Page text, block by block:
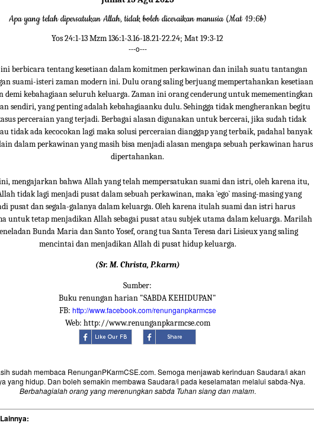
Apa yang telah dipersatukan Allah, tidak boleh diceraikan manusia (Mat 19:6b)
Yos 24:1-13 Mzm 136:1-3.16-18.21-22.24; Mat 19:3-12
---o---
berbicara tentang kesetiaan dalam komitmen perkawinan dan inilah suatu tantangan
suami-isteri zaman modern ini. Dulu orang saling berjuang mempertahankan kesetiaan
demi kebahagiaan seluruh keluarga. Zaman ini orang cenderung untuk memementingkan
sendiri, yang penting adalah kebahagiaanku dulu. Sehingga tidak mengherankan begitu
perceraian yang terjadi. Berbagai alasan digunakan untuk bercerai, jika sudah tidak
tidak ada kecocokan lagi maka solusi perceraian dianggap yang terbaik, padahal banyak
dalam perkawinan yang masih bisa menjadi alasan mengapa sebuah perkawinan harus
dipertahankan.
mengajarkan bahwa Allah yang telah mempersatukan suami dan istri, oleh karena itu,
tidak lagi menjadi pusat dalam sebuah perkawinan, maka `ego` masing-masing yang
pusat dan segala-galanya dalam keluarga. Oleh karena itulah suami dan istri harus
untuk tetap menjadikan Allah sebagai pusat atau subjek utama dalam keluarga. Marilah
Bunda Maria dan Santo Yosef, orang tua Santa Teresa dari Lisieux yang saling
mencintai dan menjadikan Allah di pusat hidup keluarga.
(Sr. M. Christa, P.karm)
Sumber:
Buku renungan harian "SABDA KEHIDUPAN"
FB: http://www.facebook.com/renunganpkarmcse
Web: http://www.renunganpkarmcse.com
sudah membaca RenunganPKarmCSE.com. Semoga menjawab kerinduan Saudara/i akan
yang hidup. Dan boleh semakin membawa Saudara/i pada keselamatan melalui sabda-Nya.
Berbahagialah orang yang merenungkan sabda Tuhan siang dan malam.